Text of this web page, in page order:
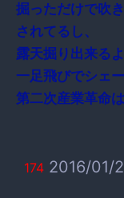
掘っただけで吹
されてるし、
露天掘り出来る
一足飛びでシェ
第二次産業革命
174 2016/01/